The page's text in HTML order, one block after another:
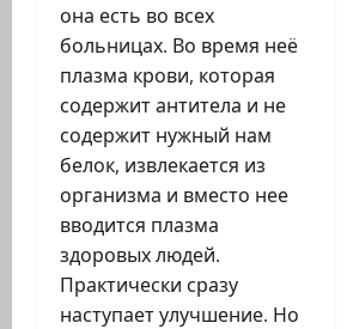
она есть во всех
больницах. Во время неё
плазма крови, которая
содержит антитела и не
содержит нужный нам
белок, извлекается из
организма и вместо нее
вводится плазма
здоровых людей.
Практически сразу
наступает улучшение. Но